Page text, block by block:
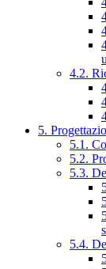
4.2.
5.
5.1.
5.2.
5.3.
5.4.